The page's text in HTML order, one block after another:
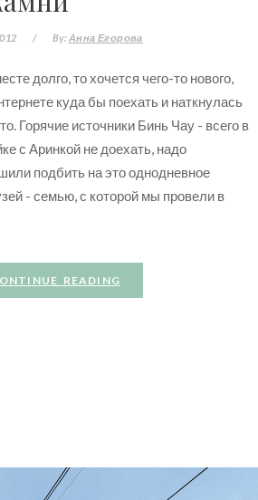
/ By: Анна Егорова
долго, то хочется чего-то нового,
куда бы поехать и наткнулась
Горячие источники Бинь Чау - всего в
с Аринкой не доехать, надо
подбить на это однодневное
- семью, с которой мы провели в
READING